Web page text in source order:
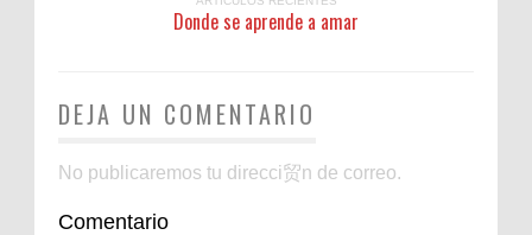
Donde se aprende a amar
DEJA UN COMENTARIO
No publicaremos tu direcci贸n de correo.
Comentario